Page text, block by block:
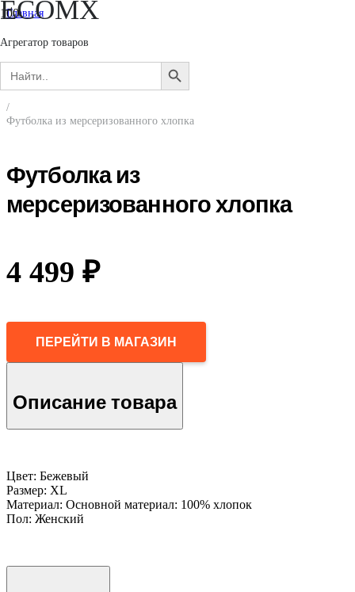
ECOMX
Агрегатор товаров
Search
for:
SEARCH
BUTTON
Главная
Женщинам
Одежда
Футболки и лонгсливы
/
Футболка из мерсеризованного хлопка
Футболка из
мерсеризованного хлопка
4 499 ₽
ПЕРЕЙТИ В МАГАЗИН
Описание товара
Цвет: Бежевый
Размер: XL
Материал: Основной материал: 100% хлопок
Пол: Женский